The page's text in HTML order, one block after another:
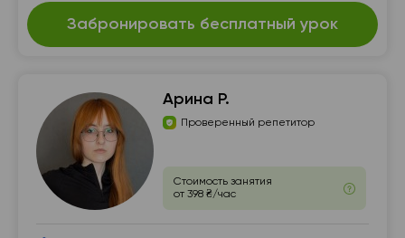
Забронировать бесплатный урок
Арина Р.
Проверенный репетитор
Стоимость занятия
от 398 ₴/час